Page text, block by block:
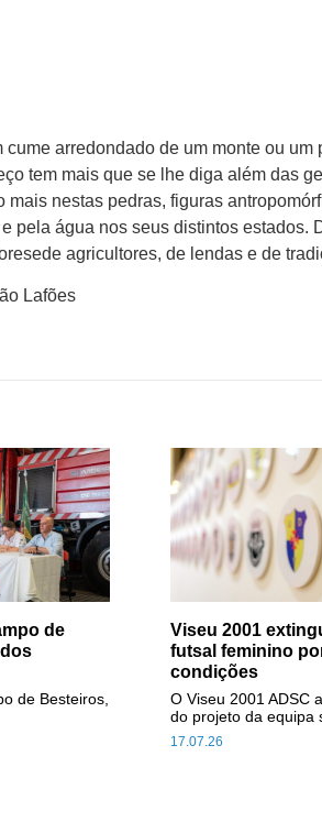
arredondado de um monte ou um
tem mais que se lhe diga além das
nestas pedras, figuras
pela água nos seus distintos estados.
agricultores, de lendas e de
Lafões
de
de Besteiros,
Viseu 2001
futsal feminino
condições
17.07.26
O Viseu 2001 ADSC
do projeto da equipa